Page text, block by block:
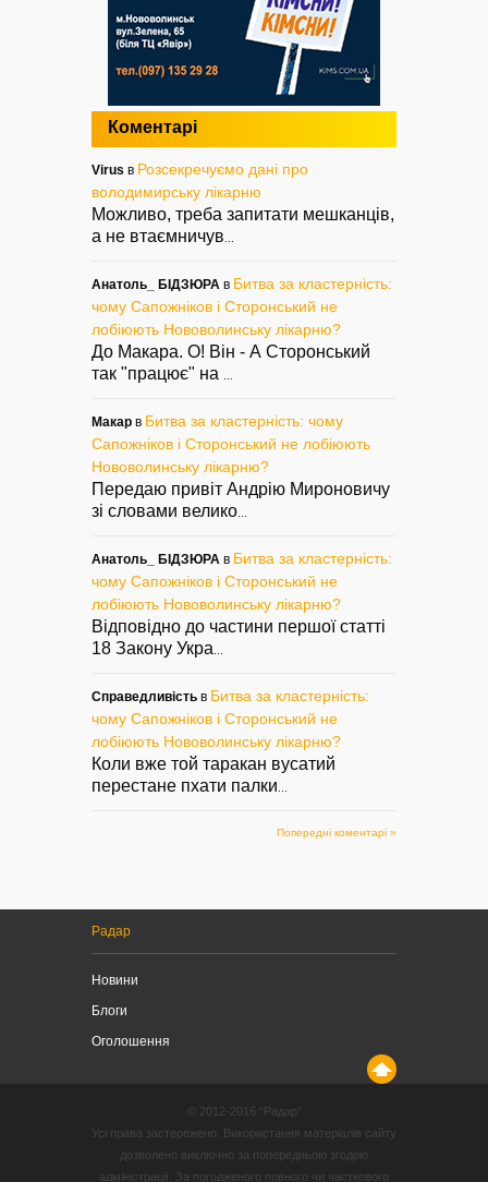
Коментарі
Virus в Розсекречуємо дані про
володимирську лікарню
Можливо, треба запитати мешканців,
а не втаємничув
Анатоль_ БІДЗЮРА в Битва за кластерність:
чому Сапожніков і Сторонський не
лобіюють Нововолинську лікарню?
До Макара. О! Він - А Сторонський
так "працює" на
Макар в Битва за кластерність: чому
Сапожніков і Сторонський не лобіюють
Нововолинську лікарню?
Передаю привіт Андрію Мироновичу
зі словами велико
Анатоль_ БІДЗЮРА в Битва за кластерність:
чому Сапожніков і Сторонський не
лобіюють Нововолинську лікарню?
Відповідно до частини першої статті
18 Закону Укра
Справедливість в Битва за кластерність:
чому Сапожніков і Сторонський не
лобіюють Нововолинську лікарню?
Коли вже той таракан вусатий
перестане пхати палки
Попередні коментарі »
Радар
Новини
Блоги
Оголошення
© 2012-2016 “Радар”
Усі права застережено. Використання матеріалів сайту
дозволено виключно за попередньою згодою
адміністрації. За погодженого повного чи часткового